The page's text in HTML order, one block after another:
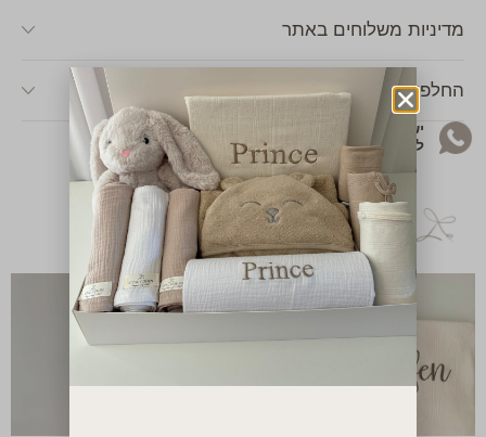
מדיניות משלוחים באתר
החלפות & החזרות
יש לך שאלה או שאת רוצה להתייעץ בקשר
למוצר? מוזמנת לפנות אליי בוואטסאפ!
מארזים נוספים